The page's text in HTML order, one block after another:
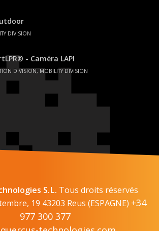
DIVISION
- Caméra LAPI
DIVISION, MOBILITY DIVISION
S.L. Tous droits réservés
19 43203 Reus (ESPAGNE) +34
977 300 377